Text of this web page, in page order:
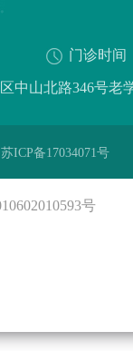
门诊时间
中山北路346号老
苏ICP备17034071号
号